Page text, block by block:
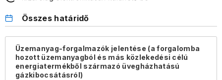
Összes határidő
Üzemanyag-forgalmazók jelentése (a forgalomba
hozott üzemanyagból és más közlekedési célú
energiatermékből származó üvegházhatású
gázkibocsátásról)